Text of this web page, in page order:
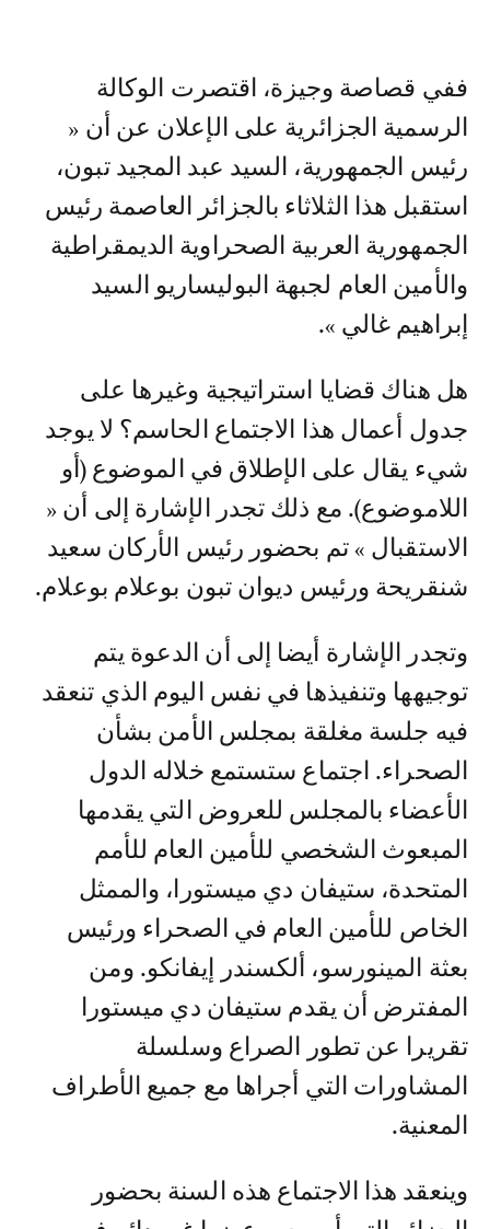
ففي قصاصة وجيزة، اقتصرت الوكالة
الرسمية الجزائرية على الإعلان عن أن «
رئيس الجمهورية، السيد عبد المجيد تبون،
استقبل هذا الثلاثاء بالجزائر العاصمة رئيس
الجمهورية العربية الصحراوية الديمقراطية
والأمين العام لجبهة البوليساريو السيد
إبراهيم غالي ».
هل هناك قضايا استراتيجية وغيرها على
جدول أعمال هذا الاجتماع الحاسم؟ لا يوجد
شيء يقال على الإطلاق في الموضوع (أو
اللاموضوع). مع ذلك تجدر الإشارة إلى أن «
الاستقبال » تم بحضور رئيس الأركان سعيد
شنقريحة ورئيس ديوان تبون بوعلام بوعلام.
وتجدر الإشارة أيضا إلى أن الدعوة يتم
توجيهها وتنفيذها في نفس اليوم الذي تنعقد
فيه جلسة مغلقة بمجلس الأمن بشأن
الصحراء. اجتماع ستستمع خلاله الدول
الأعضاء بالمجلس للعروض التي يقدمها
المبعوث الشخصي للأمين العام للأمم
المتحدة، ستيفان دي ميستورا، والممثل
الخاص للأمين العام في الصحراء ورئيس
بعثة المينورسو، ألكسندر إيفانكو. ومن
المفترض أن يقدم ستيفان دي ميستورا
تقريرا عن تطور الصراع وسلسلة
المشاورات التي أجراها مع جميع الأطراف
المعنية.
وينعقد هذا الاجتماع هذه السنة بحضور